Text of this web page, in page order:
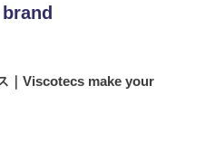
｜Viscotecs make your